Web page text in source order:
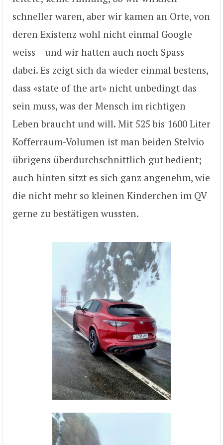
schneller waren, aber wir kamen an Orte, von
deren Existenz wohl nicht einmal Google
weiss – und wir hatten auch noch Spass
dabei. Es zeigt sich da wieder einmal bestens,
dass «state of the art» nicht unbedingt das
sein muss, was der Mensch im richtigen
Leben braucht und will. Mit 525 bis 1600 Liter
Kofferraum-Volumen ist man beiden Stelvio
übrigens überdurchschnittlich gut bedient;
auch hinten sitzt es sich ganz angenehm, wie
die nicht mehr so kleinen Kinderchen im QV
gerne zu bestätigen wussten.